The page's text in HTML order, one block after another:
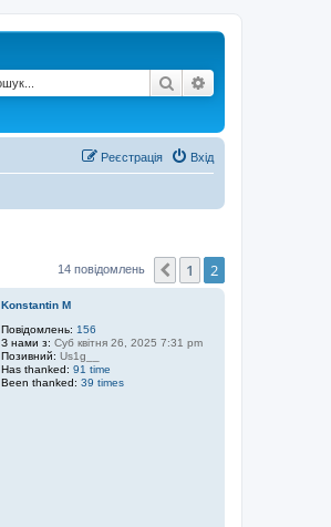
Пошук
Вхід
Реєстрація
14 повідомлень Поперед.
1 2
Konstantin M
Повідомлень: 156
З нами з: Суб квітня 26, 2025 7:31 pm
Позивний: Us1g__
Has thanked: 91 time
Been thanked: 39 times